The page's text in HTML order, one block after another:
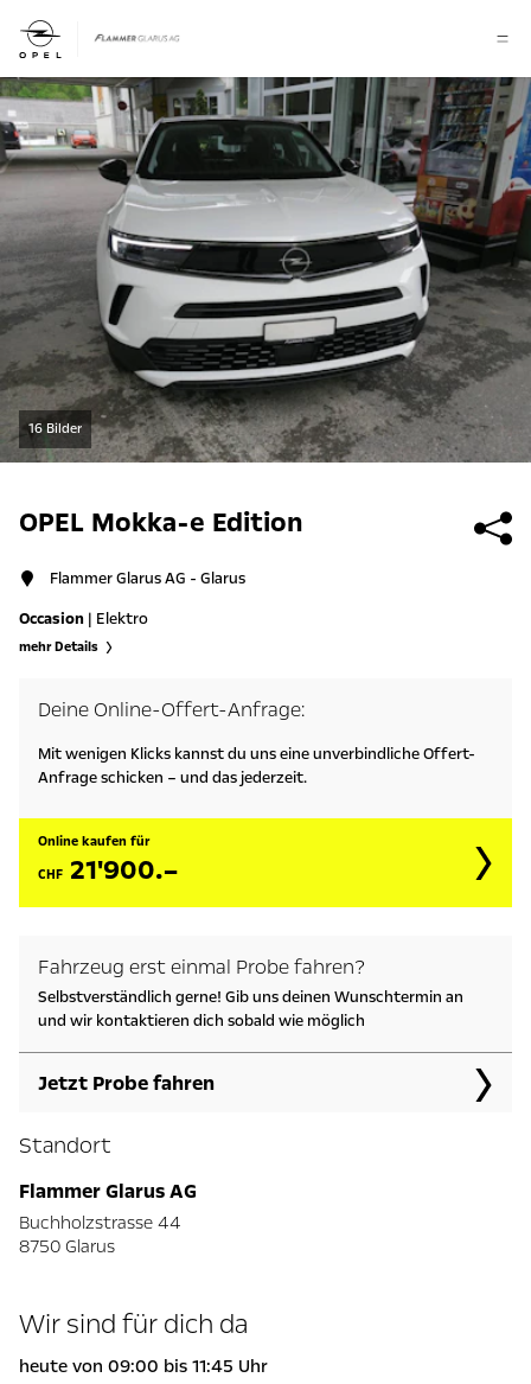
16 Bilder
OPEL Mokka-e Edition
Flammer Glarus AG - Glarus
Occasion | Elektro
mehr Details
Deine Online-Offert-Anfrage:
Mit wenigen Klicks kannst du uns eine unverbindliche Offert-
Anfrage schicken – und das jederzeit.
Online kaufen für
CHF 21'900.–
Fahrzeug erst einmal Probe fahren?
Selbstverständlich gerne! Gib uns deinen Wunschtermin an
und wir kontaktieren dich sobald wie möglich
Jetzt Probe fahren
Standort
Flammer Glarus AG
Buchholzstrasse 44
8750 Glarus
Wir sind für dich da
heute von 09:00 bis 11:45 Uhr